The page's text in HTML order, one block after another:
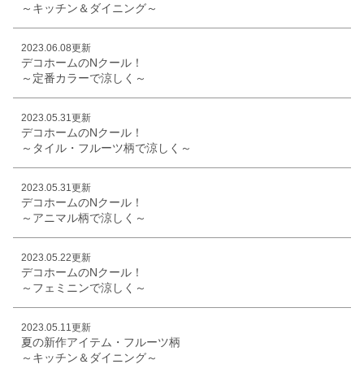
～キッチン＆ダイニング～
2023.06.08更新
デコホームのNクール！
～定番カラーで涼しく～
2023.05.31更新
デコホームのNクール！
～タイル・フルーツ柄で涼しく～
2023.05.31更新
デコホームのNクール！
～アニマル柄で涼しく～
2023.05.22更新
デコホームのNクール！
～フェミニンで涼しく～
2023.05.11更新
夏の新作アイテム・フルーツ柄
～キッチン＆ダイニング～